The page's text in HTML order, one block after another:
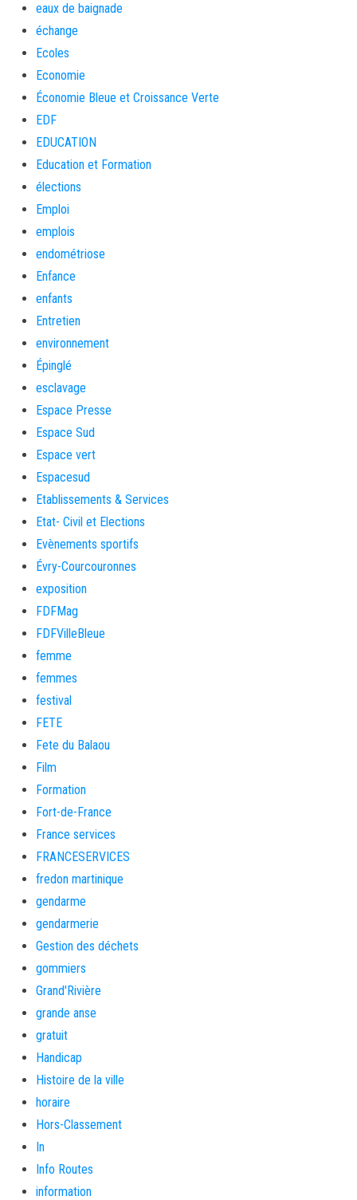
eaux de baignade
échange
Ecoles
Economie
Économie Bleue et Croissance Verte
EDF
EDUCATION
Education et Formation
élections
Emploi
emplois
endométriose
Enfance
enfants
Entretien
environnement
Épinglé
esclavage
Espace Presse
Espace Sud
Espace vert
Espacesud
Etablissements & Services
Etat- Civil et Elections
Evènements sportifs
Évry-Courcouronnes
exposition
FDFMag
FDFVilleBleue
femme
femmes
festival
FETE
Fete du Balaou
Film
Formation
Fort-de-France
France services
FRANCESERVICES
fredon martinique
gendarme
gendarmerie
Gestion des déchets
gommiers
Grand'Rivière
grande anse
gratuit
Handicap
Histoire de la ville
horaire
Hors-Classement
In
Info Routes
information